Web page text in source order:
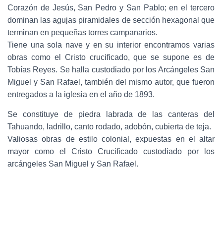
Corazón de Jesús, San Pedro y San Pablo; en el tercero
dominan las agujas piramidales de sección hexagonal que
terminan en pequeñas torres campanarios.
Tiene una sola nave y en su interior encontramos varias
obras como el Cristo crucificado, que se supone es de
Tobías Reyes. Se halla custodiado por los Arcángeles San
Miguel y San Rafael, también del mismo autor, que fueron
entregados a la iglesia en el año de 1893.
Se constituye de piedra labrada de las canteras del
Tahuando, ladrillo, canto rodado, adobón, cubierta de teja.
Valiosas obras de estilo colonial, expuestas en el altar
mayor como el Cristo Crucificado custodiado por los
arcángeles San Miguel y San Rafael.